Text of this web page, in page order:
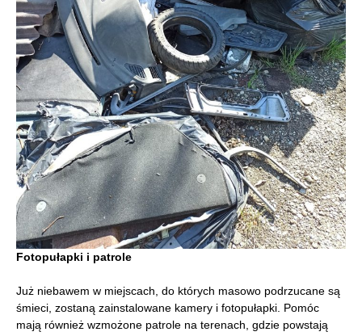
Fotopułapki i patrole
Już niebawem w miejscach, do których masowo podrzucane są
śmieci, zostaną zainstalowane kamery i fotopułapki. Pomóc
mają również wzmożone patrole na terenach, gdzie powstają